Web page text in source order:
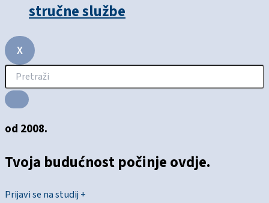
stručne službe
X
od 2008.
Tvoja budućnost počinje ovdje.
Prijavi se na studij +